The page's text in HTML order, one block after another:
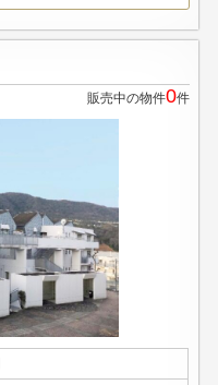
販売中の物件0件